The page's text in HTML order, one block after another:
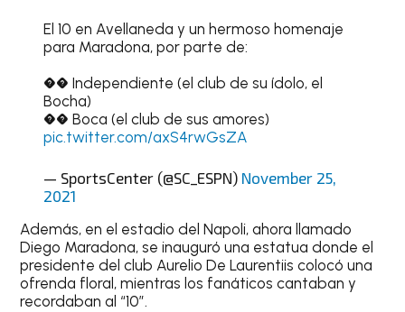
El 10 en Avellaneda y un hermoso homenaje
para Maradona, por parte de:
�� Independiente (el club de su ídolo, el
Bocha)
�� Boca (el club de sus amores)
pic.twitter.com/axS4rwGsZA
— SportsCenter (@SC_ESPN) November 25,
2021
Además, en el estadio del Napoli, ahora llamado
Diego Maradona, se inauguró una estatua donde el
presidente del club Aurelio De Laurentiis colocó una
ofrenda floral, mientras los fanáticos cantaban y
recordaban al “10”.